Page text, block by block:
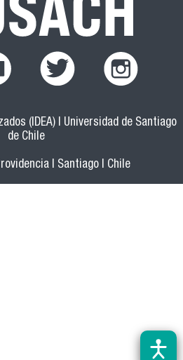
twitter.png
(IDEA) | Universidad de Santiago
de Chile
| Santiago | Chile